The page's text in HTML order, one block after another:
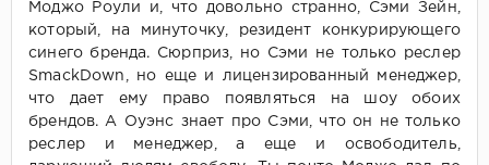
Моджо Роули и, что довольно странно, Сэми Зейн,
который, на минуточку, резидент конкурирующего
синего бренда. Сюрприз, но Сэми не только реслер
SmackDown, но еще и лицензированный менеджер,
что дает ему право появляться на шоу обоих
брендов. А Оуэнс знает про Сэми, что он не только
реслер и менеджер, а еще и освободитель,